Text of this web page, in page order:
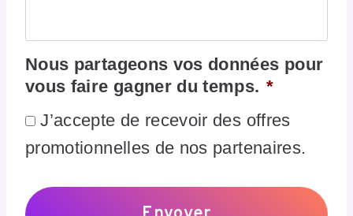
Nous partageons vos données pour
vous faire gagner du temps. *
J’accepte de recevoir des offres
promotionnelles de nos partenaires.